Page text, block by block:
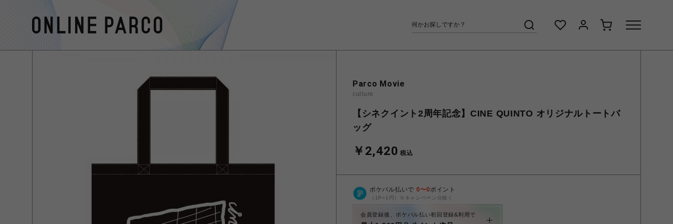
Parco Movie
culture
【シネクイント2周年記念】CINE QUINTO オリジナルトートバ
ッグ
￥2,420 税込
ポケパル払いで 0〜0ポイント
（1P=1円）※キャンペーン分除く
会員登録後、ポケパル払い初回登録&利用で